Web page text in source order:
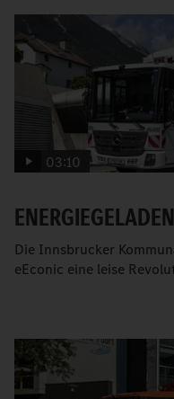
03:10
Die Innsbrucker
eEconic eine leise